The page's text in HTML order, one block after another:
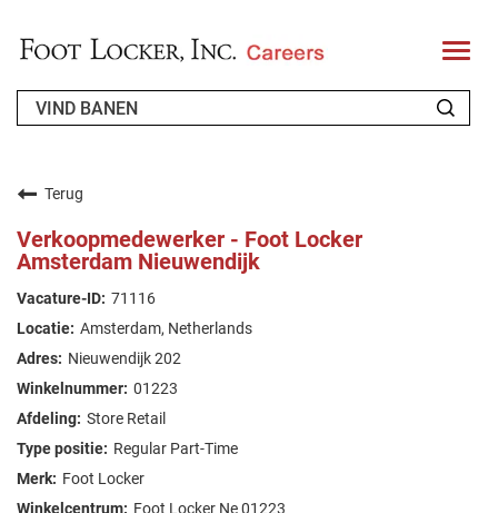
T
o
l
FAQ'S
JOBS ZOEKEN
DUTCH (BELGIUM)
Terug
Verkoopmedewerker - Foot Locker
Amsterdam Nieuwendijk
71116
Amsterdam, Netherlands
Nieuwendijk 202
01223
Store Retail
Regular Part-Time
Foot Locker
Foot Locker Ne 01223